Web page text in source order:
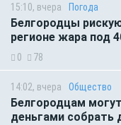
15:10, вчера Погода
Белгородцы
регионе жара под
0 78
14:02, вчера Общество
Белгородцам
деньгами собрать